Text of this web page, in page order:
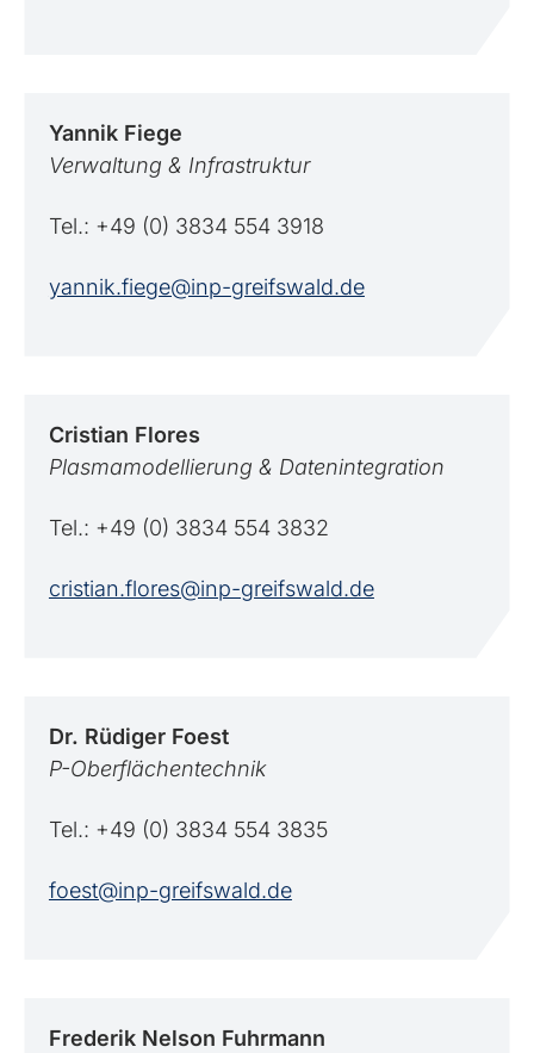
Yannik Fiege
Verwaltung & Infrastruktur
Tel.: +49 (0) 3834 554 3918
yannik.fiege@inp-greifswald.de
Cristian Flores
Plasmamodellierung & Datenintegration
Tel.: +49 (0) 3834 554 3832
cristian.flores@inp-greifswald.de
Dr. Rüdiger Foest
P-Oberflächentechnik
Tel.: +49 (0) 3834 554 3835
foest@inp-greifswald.de
Frederik Nelson Fuhrmann